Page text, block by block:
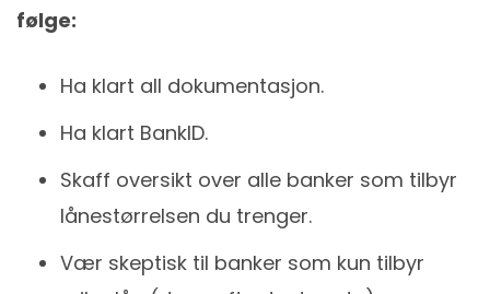
følge:
Ha klart all dokumentasjon.
Ha klart BankID.
Skaff oversikt over alle banker som tilbyr
lånestørrelsen du trenger.
Vær skeptisk til banker som kun tilbyr